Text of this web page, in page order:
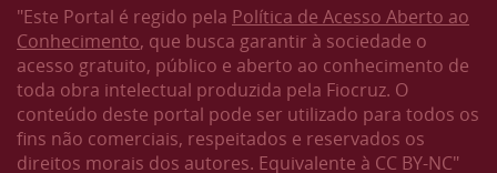
"Este Portal é regido pela Política de Acesso Aberto ao
Conhecimento, que busca garantir à sociedade o
acesso gratuito, público e aberto ao conhecimento de
toda obra intelectual produzida pela Fiocruz. O
conteúdo deste portal pode ser utilizado para todos os
fins não comerciais, respeitados e reservados os
direitos morais dos autores. Equivalente à CC BY-NC"